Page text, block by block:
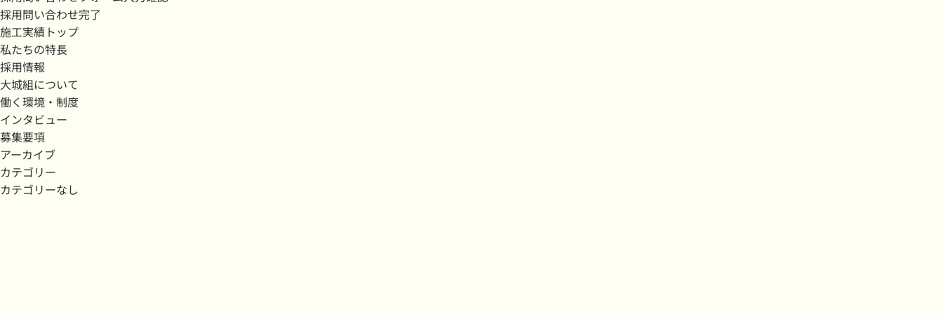
採用問い合わせ完了
施工実績トップ
私たちの特長
採用情報
大城組について
働く環境・制度
インタビュー
募集要項
アーカイブ
カテゴリー
カテゴリーなし